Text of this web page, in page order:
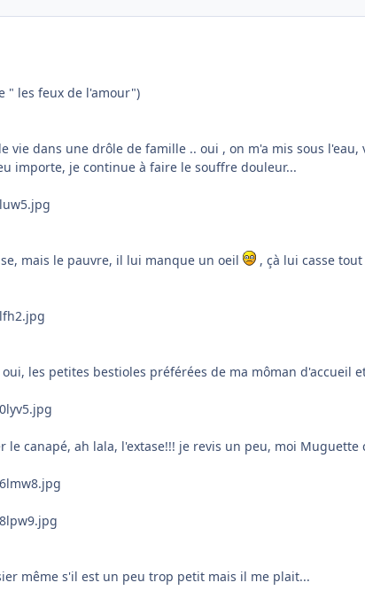
" les feux de l'amour")
vie dans une drôle de famille .. oui , on m'a mis sous
importe, je continue à faire le souffre douleur...
mais le pauvre, il lui manque un oeil
, çà lui casse
les petites bestioles préférées de ma môman d'accueil
canapé, ah lala, l'extase!!! je revis un peu, moi
même s'il est un peu trop petit mais il me plait...